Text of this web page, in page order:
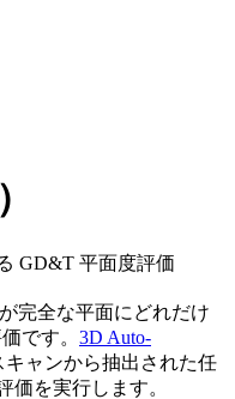
GD&T 平面度評価
完全な平面にどれだけ
です。 3D Auto-
キャンから抽出された任
価を実行します。